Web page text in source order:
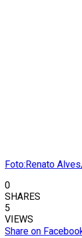
Foto:Renato
0
SHARES
5
VIEWS
Share on